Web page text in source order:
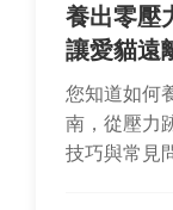
養出零壓
讓愛貓遠
您知道如何
南，從壓力
技巧與常見